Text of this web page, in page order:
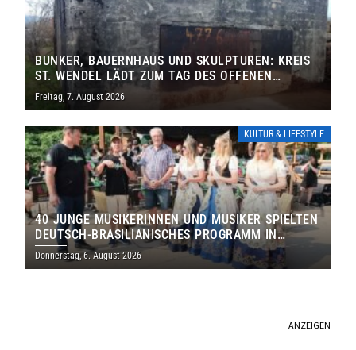
BUNKER, BAUERNHAUS UND SKULPTUREN: KREIS
ST. WENDEL LÄDT ZUM TAG DES OFFENEN
DENKMALS EIN
Freitag, 7. August 2026
KULTUR & LIFESTYLE
40 JUNGE MUSIKERINNEN UND MUSIKER SPIELTEN
DEUTSCH-BRASILIANISCHES PROGRAMM IN
THOLEY
Donnerstag, 6. August 2026
ANZEIGEN